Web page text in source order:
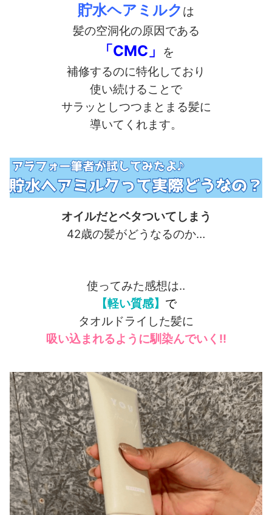
貯水ヘアミルク は
髪の空洞化の原因である
「CMC」
を
補修するのに特化しており
使い続けることで
サラッとしつつまとまる髪に
導いてくれます。
オイルだとベタついてしまう
42歳の髪がどうなるのか…
使ってみた感想は‥
【軽い質感】 で
タオルドライした髪に
吸い込まれるように馴染んでいく!!